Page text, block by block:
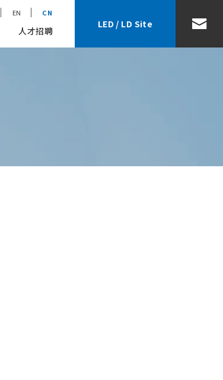
人才招聘
EN CN
LED / LD Site